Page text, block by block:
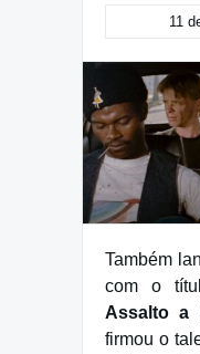
11
Também
com o
Assalto a
firmou o